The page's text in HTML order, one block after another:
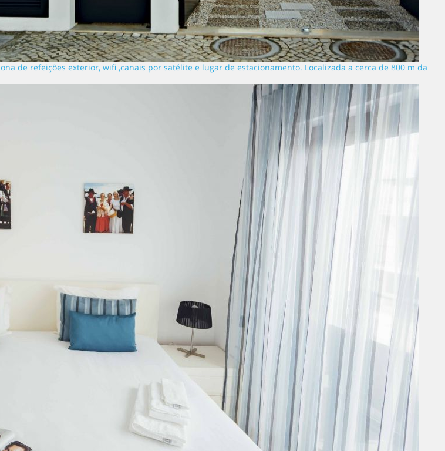
de refeições exterior, wifi ,canais por satélite e lugar de estacionamento. Localizada a cerca de 800 m da